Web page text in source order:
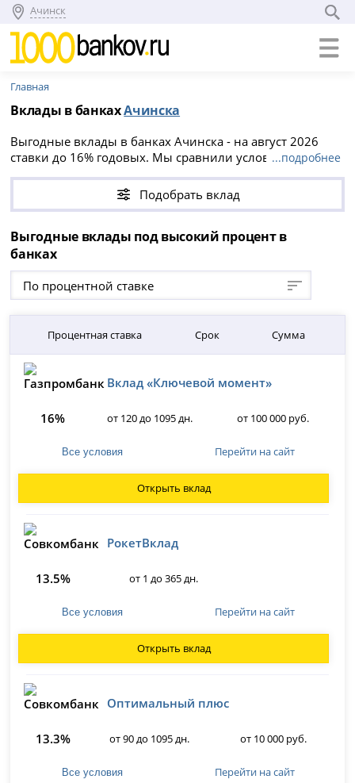
Ачинск
Главная
Вклады в банкахАчинска
Выгодные вклады в банках Ачинска - на август 2026
ставки до 16% годовых. Мы сравнили условия всех
вкладов в Ачинске, вы можете положить деньги на срок
от 1 до 5760 дней, минимальная сумма вклада от 1 000
₽.
...подробнее
Подобрать вклад
Выгодные вклады под высокий процент в
банках
По процентной ставке
Процентная ставка Срок Сумма
Вклад «Ключевой момент»
16% от 120 до 1095 дн. от 100 000 руб.
Все условия Перейти на сайт
Открыть вклад
РокетВклад
13.5% от 1 до 365 дн.
Все условия Перейти на сайт
Открыть вклад
Оптимальный плюс
13.3% от 90 до 1095 дн. от 10 000 руб.
Все условия Перейти на сайт